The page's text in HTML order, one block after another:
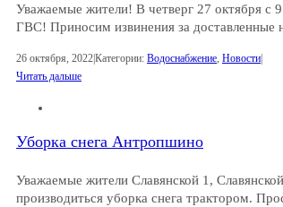
Уважаемые жители! В четверг 27 октября с
ГВС! Приносим извинения за доставленные
26 октября, 2022|Категории: Водоснабжение Новости|
Читать дальше
Уборка снега Антропшино
Уважаемые жители Славянской 1,
производиться уборка снега трактором.